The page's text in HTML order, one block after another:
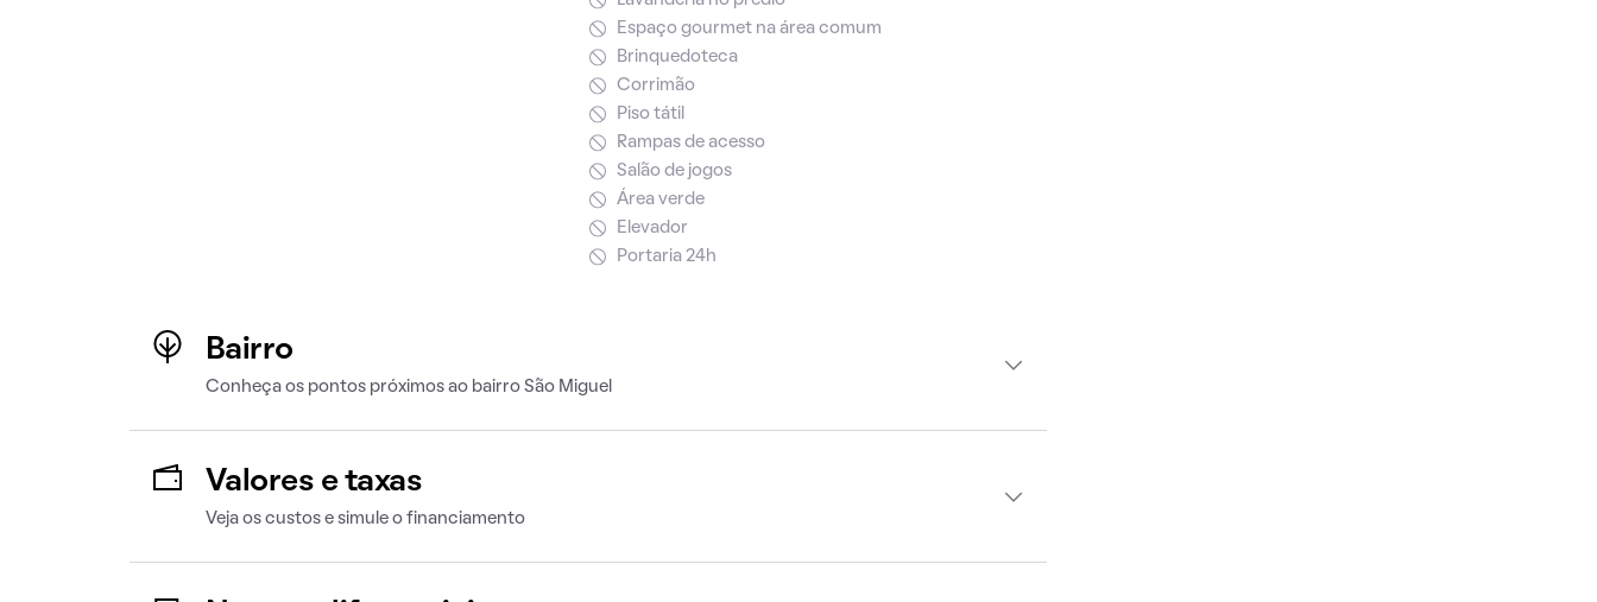
Espaço gourmet na área comum
Brinquedoteca
Corrimão
Piso tátil
Rampas de acesso
Salão de jogos
Área verde
Elevador
Portaria 24h
Bairro
Conheça os pontos próximos ao bairro São Miguel
Valores e taxas
Veja os custos e simule o financiamento